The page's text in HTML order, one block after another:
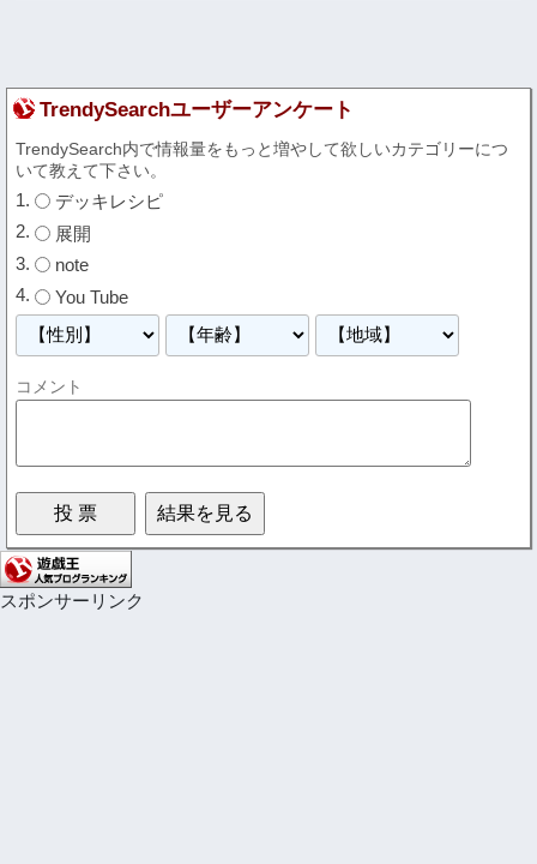
TrendySearchユーザーアンケート
TrendySearch内で情報量をもっと増やして欲しいカテゴリーにつ
いて教えて下さい。
デッキレシピ
展開
note
You Tube
コメント
スポンサーリンク